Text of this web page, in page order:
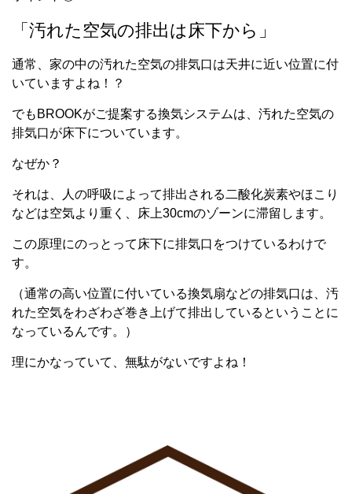
「汚れた空気の排出は床下から」
通常、家の中の汚れた空気の排気口は天井に近い位置に付
いていますよね！？
でもBROOKがご提案する換気システムは、汚れた空気の
排気口が床下についています。
なぜか？
それは、人の呼吸によって排出される二酸化炭素やほこり
などは空気より重く、床上30cmのゾーンに滞留します。
この原理にのっとって床下に排気口をつけているわけで
す。
（通常の高い位置に付いている換気扇などの排気口は、汚
れた空気をわざわざ巻き上げて排出しているということに
なっているんです。）
理にかなっていて、無駄がないですよね！